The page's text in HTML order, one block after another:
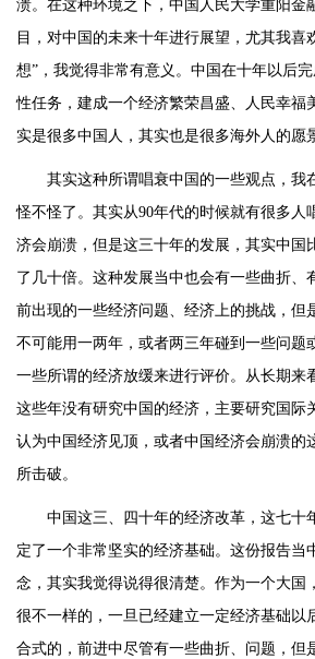
溃。在这种环境之下，中国人民大学重阳金
目，对中国的未来十年进行展望，尤其我喜
想”，我觉得非常有意义。中国在十年以后
性任务，建成一个经济繁荣昌盛、人民幸福
实是很多中国人，其实也是很多海外人的愿
其实这种所谓唱衰中国的一些观点，我
怪不怪了。其实从90年代的时候就有很多人
济会崩溃，但是这三十年的发展，其实中国
了几十倍。这种发展当中也会有一些曲折、
前出现的一些经济问题、经济上的挑战，但
不可能用一两年，或者两三年碰到一些问题
一些所谓的经济放缓来进行评价。从长期来
这些年没有研究中国的经济，主要研究国际
认为中国经济见顶，或者中国经济会崩溃的
所击破。
中国这三、四十年的经济改革，这七十
定了一个非常坚实的经济基础。这份报告当
念，其实我觉得说得很清楚。作为一个大国
很不一样的，一旦已经建立一定经济基础以
合式的，前进中尽管有一些曲折、问题，但